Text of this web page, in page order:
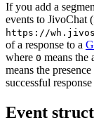
If you add a
events to JivoChat
https://
of a response to a
where 0 means the
means the
successful
Event